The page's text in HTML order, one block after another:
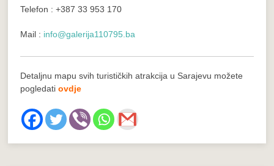
Telefon : +387 33 953 170
Mail : info@galerija110795.ba
Detaljnu mapu svih turističkih atrakcija u Sarajevu možete
pogledatiovdje